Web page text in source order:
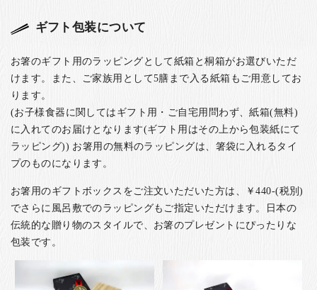
ギフト包装について
お箸のギフト用のラッピングとして紙箱と桐箱がお選びいただ
けます。また、ご家族用として5膳まで入る紙箱もご用意してお
ります。
(お子様食器に関してはギフト用・ご自宅用問わず、紙箱(無料)
に入れてのお届けとなります(ギフト用はその上から包装紙にて
ラッピング)) お箸用の無料のラッピングは、箸袋に入れるタイ
プのものになります。
お箸用のギフトボックスをご注文いただいた方は、￥440-(税別)
でさらに風呂敷でのラッピングもご指定いただけます。日本の
伝統的な贈り物のスタイルで、お箸のプレゼントにぴったりな
包装です。